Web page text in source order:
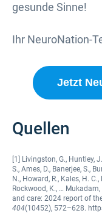
gesunde Sinne!
Ihr NeuroNation-
Jetzt
Quellen
[1] Livingston, G., Huntley,
S., Ames, D., Banerjee, S.,
N., Howard, R., Kales, H.
Rockwood, K., …
and care: 2024 report of
404(10452), 572–628.